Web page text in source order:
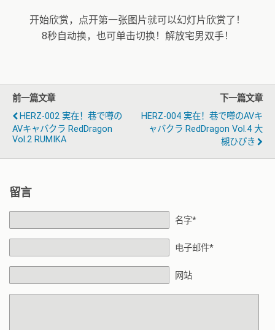
开始欣赏，点开第一张图片就可以幻灯片欣赏了！
8秒自动换，也可单击切换！解放宅男双手！
前一篇文章
HERZ-002 実在！巷で噂の
AVキャバクラ RedDragon
Vol.2 RUMIKA
下一篇文章
HERZ-004 実在！巷で噂のAVキ
ャバクラ RedDragon Vol.4 大
槻ひびき
留言
名字*
电子邮件*
网站